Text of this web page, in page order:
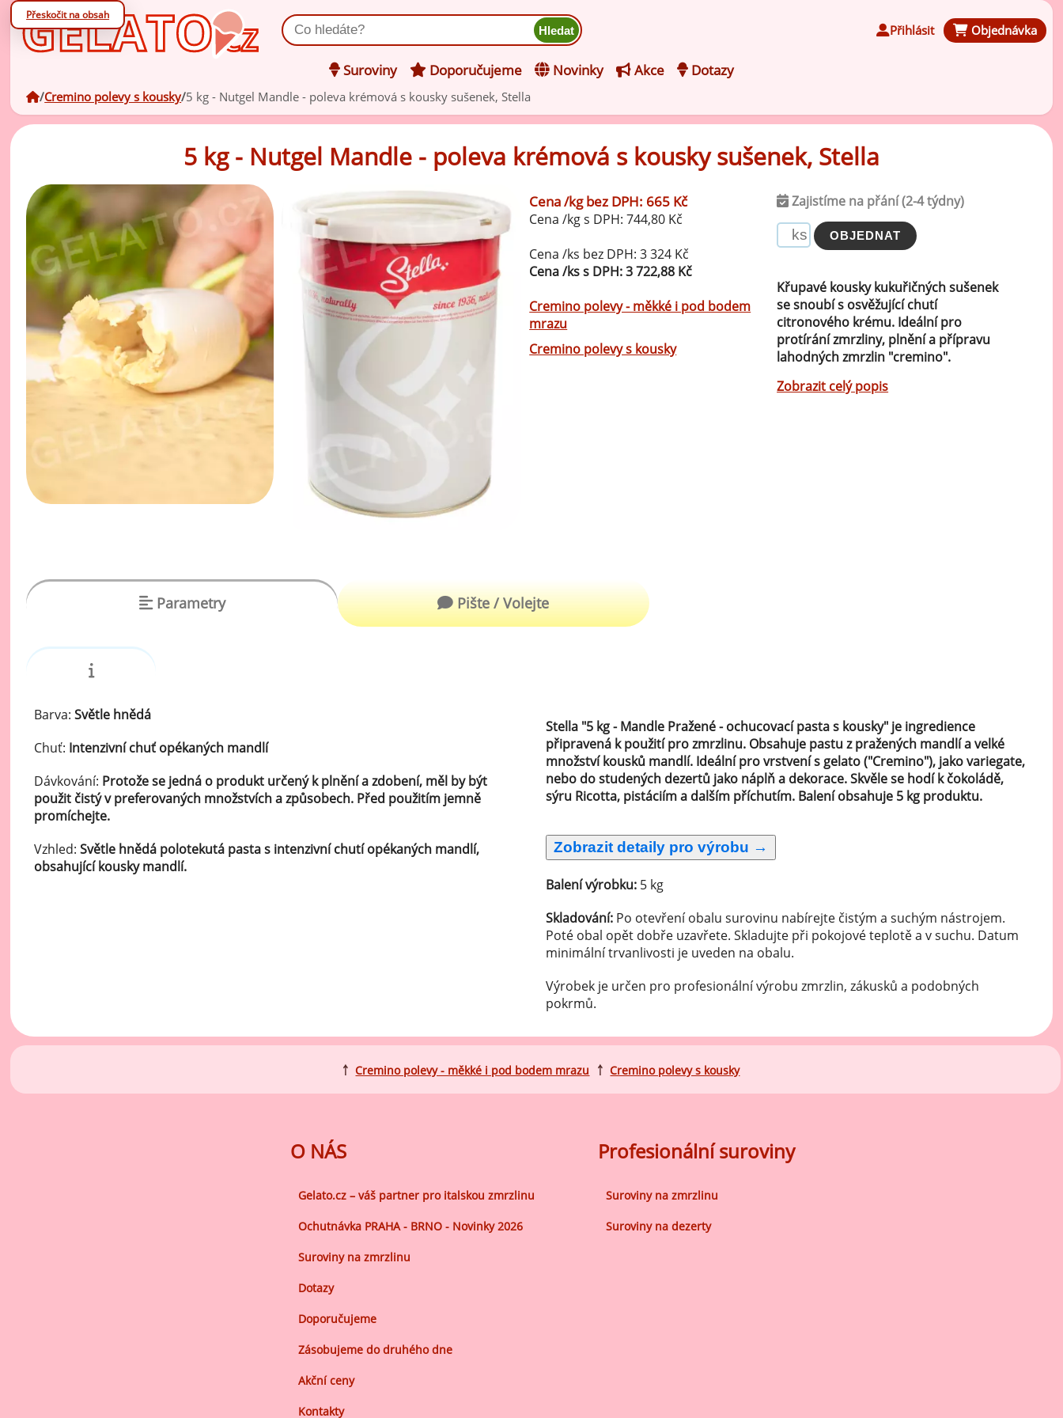
Přeskočit na obsah
úvodní stránka
Cremino polevy s kousky 5 kg - Nutgel Mandle - poleva krémová s kousky sušenek, Stella
Suroviny
Ochucovací pasty do mléčného
základu
Vanilkové ochucovací pasty
Lískooříškové ochucovací pasty
Mandlové ochucovací pasty
Pistáciové ochucovací pasty
Arašídové ochucovací pasty
Kokosové ochucovací pasty
Čokoládové ochucovací pasty
Speciální ochucovací pasty
Karamelové ochucovací pasty
Kávové ochucovací pasty
Mátové ochucovací pasty
Ochucovací pasty do ovocného
základu
Polevy na zmrzlinu
Zmrzlinové základy pro výrobu
ovocné zmrzliny
Zmrzlinové základy pro výrobu
mléčné zmrzliny
Kompletní ochucené směsi pro
výrobu kvalitní zmrzliny
Ochucovací sušené ingredience
Ovocné pyré - 100% rozmixované
zralé ovoce
Doplňkové ingredience
Posypy pro dekoraci
Zmrzlinové kornoutky
Cukrářské polevy
Základy na dezerty
Ochucovací pasty do ovocného
základu
Posypy pro dekoraci
Doporučujeme Novinky Akce Dotazy
Vyhledat produkt Přihlásit Objednávka
5 kg - Nutgel Mandle - poleva krémová s kousky sušenek, Stella
Cena /kg bez DPH: 665 Kč
Cena /kg s DPH: 744,80 Kč
Cena /ks bez DPH: 3 324 Kč
Cena /ks s DPH: 3 722,88 Kč
Cremino polevy - měkké i pod bodem
mrazu
Cremino polevy s kousky
Zajistíme na přání (2-4 týdny)
Křupavé kousky kukuřičných sušenek
se snoubí s osvěžující chutí
citronového krému. Ideální pro
protírání zmrzliny, plnění a přípravu
lahodných zmrzlin "cremino".
Zobrazit celý popis
Parametry Pište / Volejte
Barva:Světle hnědá
Chuť: Intenzivní chuť opékaných mandlí
Dávkování: Protože se jedná o produkt určený k plnění a zdobení, měl by být
použit čistý v preferovaných množstvích a způsobech. Před použitím jemně
promíchejte.
Vzhled:Světle hnědá polotekutá pasta s intenzivní chutí opékaných mandlí,
obsahující kousky mandlí.
Stella "5 kg - Mandle Pražené - ochucovací pasta s kousky" je ingredience
připravená k použití pro zmrzlinu. Obsahuje pastu z pražených mandlí a velké
množství kousků mandlí. Ideální pro vrstvení s gelato ("Cremino"), jako variegate,
nebo do studených dezertů jako náplň a dekorace. Skvěle se hodí k čokoládě,
sýru Ricotta, pistáciím a dalším příchutím. Balení obsahuje 5 kg produktu.
Balení výrobku: 5 kg
Skladování: Po otevření obalu surovinu nabírejte čistým a suchým nástrojem.
Poté obal opět dobře uzavřete. Skladujte při pokojové teplotě a v suchu. Datum
minimální trvanlivosti je uveden na obalu.
Výrobek je určen pro profesionální výrobu zmrzlin, zákusků a podobných
pokrmů.
￪ Cremino polevy - měkké i pod bodem mrazu ￪ Cremino polevy s kousky
O NÁS
Gelato.cz – váš partner pro italskou zmrzlinu
Ochutnávka PRAHA - BRNO - Novinky 2026
Suroviny na zmrzlinu
Dotazy
Doporučujeme
Zásobujeme do druhého dne
Akční ceny
Kontakty
Profesionální suroviny
Suroviny na zmrzlinu
Suroviny na dezerty